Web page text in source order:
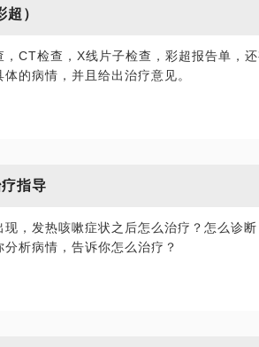
）
CT检查，X线片子检查，彩超报告单，
的病情，并且给出治疗意见。
指导
，发热咳嗽症状之后怎么治疗？怎么诊
析病情，告诉你怎么治疗？